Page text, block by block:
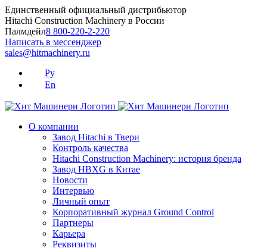
Skip
to
content
Единственный официальный дистрибьютор
Hitachi Construction Machinery в России
Палмдейл8 800-220-2-220
Написать в мессенджер
sales@hitmachinery.ru
Ру
En
О компании
Завод Hitachi в Твери
Контроль качества
Hitachi Construction Machinery: история бренда
Завод HBXG в Китае
Новости
Интервью
Личный опыт
Корпоративный журнал Ground Control
Партнеры
Карьера
Реквизиты